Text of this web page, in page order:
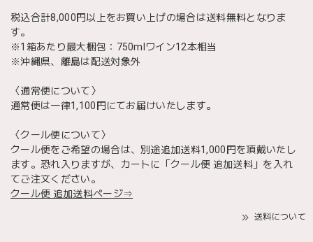
税込合計8,000円以上をお買い上げの場合は送料無料となりま
す。
※1箱あたり最大梱包：750mlワイン12本相当
※沖縄県、離島は配送対象外
〈通常便について〉
通常便は一律1,100円にてお届けいたします。
〈クール便について〉
クール便をご希望の場合は、別途追加送料1,000円を頂戴いたし
ます。恐れ入りますが、カートに「クール便 追加送料」を入れ
てご注文ください。
クール便 追加送料ページ⇒
送料について